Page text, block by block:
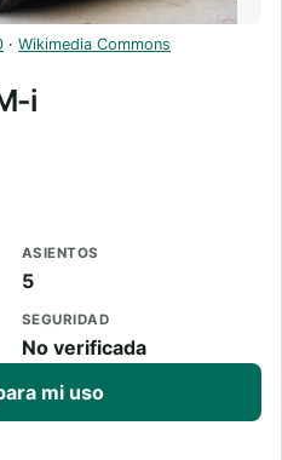
· Wikimedia Commons
i
ASIENTOS
5
SEGURIDAD
No verificada
mi uso